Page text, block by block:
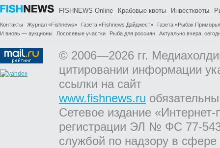
FISHNEWS Online Крабовые квоты Инвестквоты
Контакты Журнал «Fishnews» Газета «Fishnews Дайджест»
Газета «Рыбак
И вновь — аукционы
Лососевые участки Рыба для россиян Актуально вчера,
© 2006—2026 гг.
цитировании информации
ссылки на сайт
www.fishnews.ru
Сетевое издание
регистрации ЭЛ № ФС 77-
службой по надзору в